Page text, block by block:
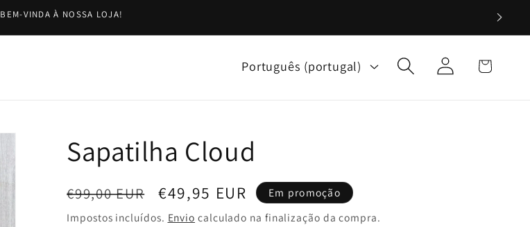
BEM-VINDA À NOSSA LOJA!
m
a
Português (portugal)
Iniciar
sessão
Carrinho
Sapatilha Cloud
Preço
normal
€99,00 EUR
Preço
de
€49,95 EUR
Em promoção
Impostos incluídos. Envio calculado na finalização da compra.